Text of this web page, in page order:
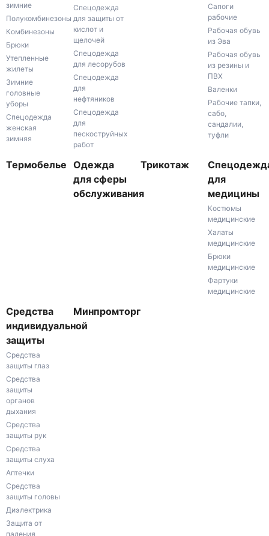
зимние
Полукомбинезоны
Комбинезоны
Брюки
Утепленные
жилеты
Зимние
головные
уборы
Спецодежда
женская
зимняя
Спецодежда
для защиты от
кислот и
щелочей
Спецодежда
для лесорубов
Спецодежда
для
нефтяников
Спецодежда
для
пескоструйных
работ
Сапоги
рабочие
Рабочая обувь
из Эва
Рабочая обувь
из резины и
ПВХ
Валенки
Рабочие тапки,
сабо,
сандалии,
туфли
Термобелье Одежда
для сферы
обслуживания
Трикотаж
для
медицины
Костюмы
медицинские
Халаты
медицинские
Брюки
медицинские
Фартуки
медицинские
Средства
индивидуальной
защиты
Средства
защиты глаз
Средства
защиты
органов
дыхания
Средства
защиты рук
Средства
защиты слуха
Аптечки
Средства
защиты головы
Диэлектрика
Защита от
падения
Минпромторг